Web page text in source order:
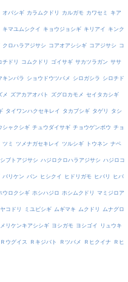
オバシギ カラムクドリ カルガモ カワセミ キア
キマユムシクイ キョウジョシギ キリアイ キンク
クロハラアジサシ コアオアシシギ コアジサシ コ
チドリ コムクドリ ゴイサギ サカツラガン ササ
キンパラ ショウドウツバメ シロガシラ シロチド
メ ズアカアオバト ズグロカモメ セイタカシギ
タイワンハクセキレイ タカブシギ タゲリ タシ
シャクシギ チュウダイサギ チョウゲンボウ チョ
ツミ ツメナガセキレイ ツルシギ トウネン ナベ
ブトアジサシ ハジロクロハラアジサシ ハジロコ
バリケン バン ヒシクイ ヒドリガモ ヒバリ ヒバ
ウロクシギ ホシハジロ ホシムクドリ マミジロア
コドリ ミユビシギ ムギマキ ムクドリ ムナグロ
メリケンキアシシギ ヨシガモ ヨシゴイ リュウキ
Ｒウグイス Ｒキジバト Ｒツバメ Ｒヒクイナ Ｒヒ